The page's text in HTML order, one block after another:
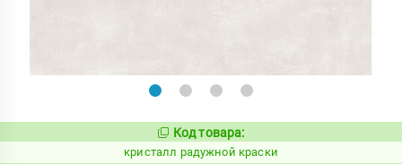
Код:
822039
Код товара:
кристалл радужной краски